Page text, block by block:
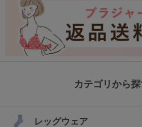
カテゴリから
レッグウェア